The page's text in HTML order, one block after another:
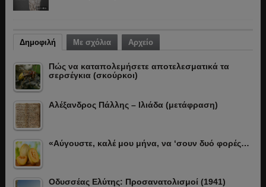
Δημοφιλή Με σχόλια Αρχείο
Πώς να καταπολεμήσετε αποτελεσματικά τα
σερσέγκια (σκούρκοι)
Αλέξανδρος Πάλλης – Ιλιάδα (μετάφραση)
«Αύγουστε, καλέ μου μήνα, να ‘σουν δυό φορές…
Οδυσσέας Ελύτης: Προσανατολισμοί (1941)